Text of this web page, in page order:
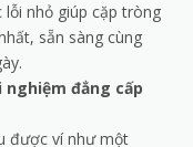
lỗi nhỏ giúp cặp tròng
sẵn sàng cùng
nghiệm đẳng cấp
được ví như một